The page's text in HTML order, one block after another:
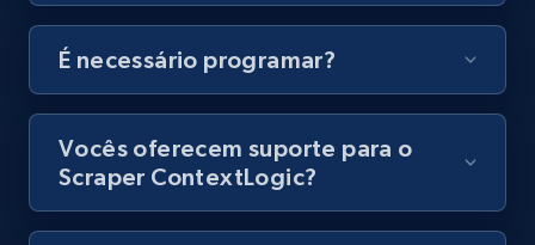
8.1K+ 713+ Comece grátis
Amazon Reviews
URL, Product name, Product rating, Product
rating object, Product rating max, Rating,
É necessário programar?
Vocês oferecem suporte para o
Scraper ContextLogic?